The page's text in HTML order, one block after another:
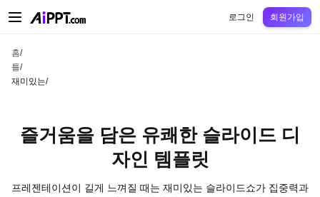
중학교고등
로그인 회원가입
홈/
틀/
재미있는/
즐거움을 담은 유쾌한 슬라이드 디
자인 템플릿
프레젠테이션이 길게 느껴질 때는 재미있는 슬라이드쇼가 집중력과